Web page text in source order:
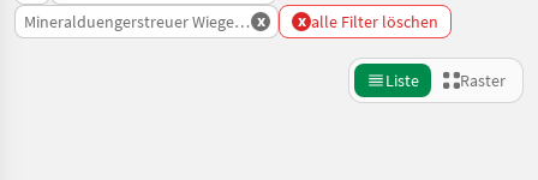
Mineralduengerstreuer Wiegestreuer
x x alle Filter löschen
Liste Raster